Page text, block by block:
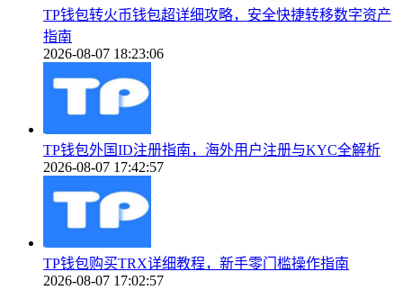
TP钱包转火币钱包超详细攻略，安全快捷转移数字资产
指南
2026-08-07 18:23:06
TP钱包外国ID注册指南，海外用户注册与KYC全解析
2026-08-07 17:42:57
TP钱包购买TRX详细教程，新手零门槛操作指南
2026-08-07 17:02:57